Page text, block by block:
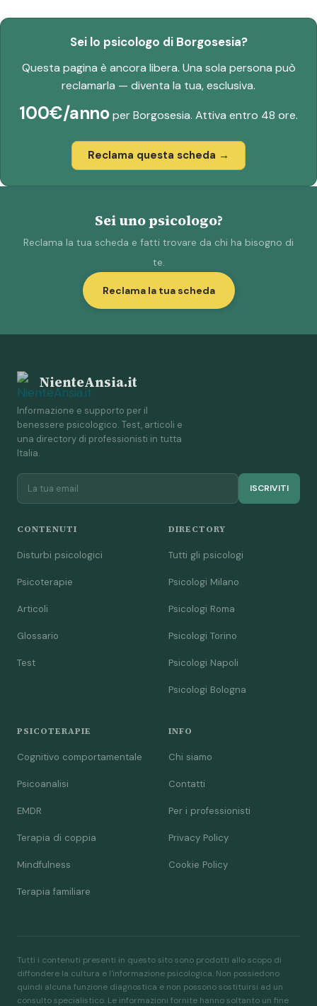
Sei lo psicologo di Borgosesia?
Questa pagina è ancora libera. Una sola persona può
reclamarla — diventa la tua, esclusiva.
100€/annoper Borgosesia. Attiva entro 48 ore.
Reclama questa scheda →
Sei uno psicologo?
Reclama la tua scheda e fatti trovare da chi ha bisogno di
te.
Reclama la tua scheda
NienteAnsia.it
Informazione e supporto per il
benessere psicologico. Test, articoli e
una directory di professionisti in tutta
Italia.
ISCRIVITI
CONTENUTI
Disturbi psicologici
Psicoterapie
Articoli
Glossario
Test
DIRECTORY
Tutti gli psicologi
Psicologi Milano
Psicologi Roma
Psicologi Torino
Psicologi Napoli
Psicologi Bologna
PSICOTERAPIE
Cognitivo comportamentale
Psicoanalisi
EMDR
Terapia di coppia
Mindfulness
Terapia familiare
INFO
Chi siamo
Contatti
Per i professionisti
Privacy Policy
Cookie Policy
Tutti i contenuti presenti in questo sito sono prodotti allo scopo di
diffondere la cultura e l'informazione psicologica. Non possiedono
quindi alcuna funzione diagnostica e non possono sostituirsi ad un
consulto specialistico. Le informazioni fornite hanno soltanto un fine